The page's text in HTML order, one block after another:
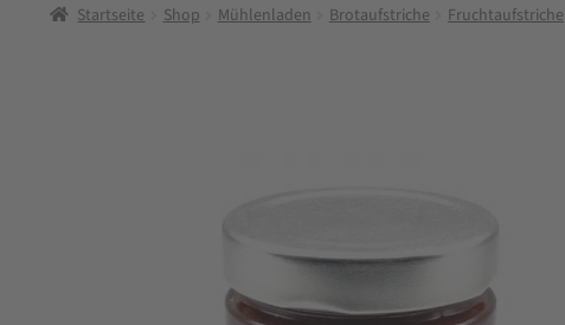
Startseite Shop Mühlenladen Brotaufstriche Fruchtaufstriche